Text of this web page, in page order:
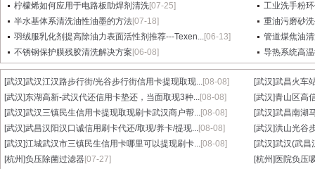
柠檬烯如何应用于电路板助焊剂清洗[07-25]
工业洗手粉
半水基体系清洗油性油墨的方法[07-18]
重油污磨砂
羽绒服乳化剂提高除油力表面活性剂推荐---Texen...[06-13]
管道煤焦油
不锈钢保护膜残胶清洗解决方案 [06-08] 导热系统高
[武汉]武汉江汉路步行街/光谷步行街信用卡提现取现...[08-08] [武汉]武昌火车
[武汉]东湖高新-武汉代还信用卡垫还，当面取现3种...[08-08] [武汉]青山区高
[武汉]武汉三镇民生信用卡提现取现刷卡武汉商户帮...[08-08] [武汉]武昌南湖
[武汉]武昌汉阳汉口诚信用刷卡代还/取现/养卡/提现...[08-08] [武汉]洪山光谷
[武汉]江城武汉市三镇民生信用卡哪里可以提现刷卡...[08-08] [武汉]武汉(武昌
[杭州]负压除菌过滤器[07-27] [杭州] 医院负压